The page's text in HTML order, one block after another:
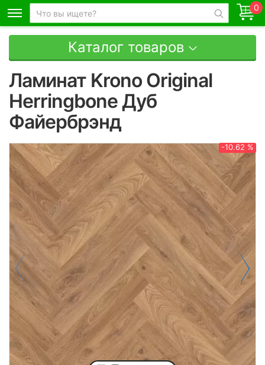
0
Каталог товаров
Ламинат Krono Original
Herringbone Дуб
Файербрэнд
-10.62 %